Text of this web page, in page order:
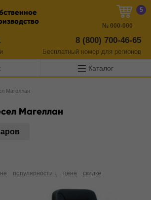
8 (800) 700-46-65
Бесплатный номер для регионов
5
№ 000-000
Каталог
Магеллан
Магеллан
популярности ↓ цене скидке